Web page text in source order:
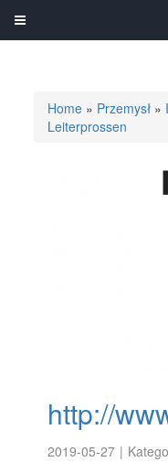
Home » Przemysł »
Leiterprossen
http://
2019-05-27 |